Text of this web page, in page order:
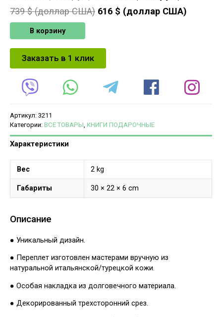
739$ (доллар США) 616 $ (доллар США)
В корзину
Заказать в 1 клик
Артикул: 3211
Категории: ВСЕ ТОВАРЫ КНИГИ ПОДАРОЧНЫЕ
Характеристики
Вес 2 kg
Габариты 30 × 22 × 6 cm
Описание
● Уникальный дизайн.
● Переплет изготовлен мастерами вручную из
натуральной итальянской/турецкой кожи.
● Особая накладка из долговечного материала.
● Декорированный трехсторонний срез.